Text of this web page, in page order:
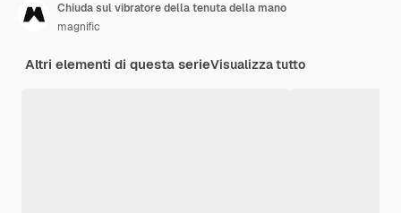
Chiuda sul vibratore della tenuta della mano
magnific
Altri elementi di questa serieVisualizza tutto